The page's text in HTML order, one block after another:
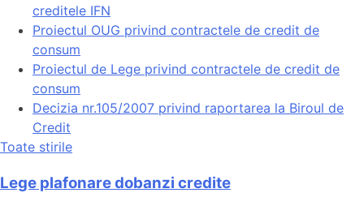
creditele IFN
Proiectul OUG privind contractele de credit de
consum
Proiectul de Lege privind contractele de credit de
consum
Decizia nr.105/2007 privind raportarea la Biroul de
Credit
Toate stirile
Lege plafonare dobanzi credite